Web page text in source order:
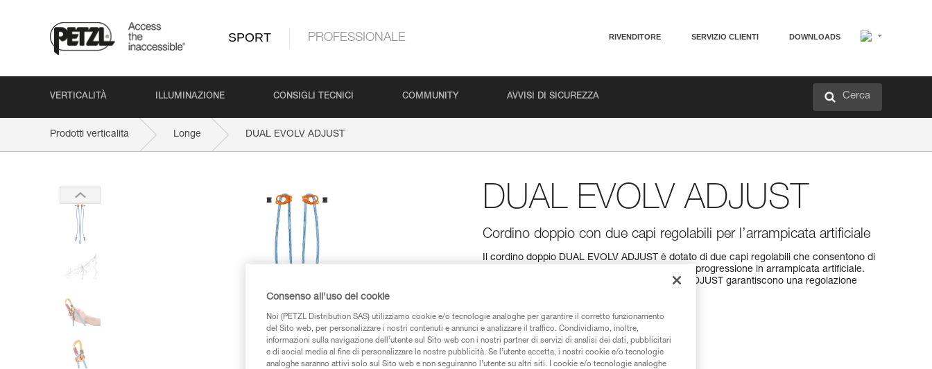
SPORT PROFESSIONALE RIVENDITORE SERVIZIO CLIENTI DOWNLOADS
VERTICALITÀ ILLUMINAZIONE CONSIGLI TECNICI COMMUNITY AVVISI DI SICUREZZA Cerca
Prodotti verticalità Longe DUAL EVOLV ADJUST
DUAL EVOLV ADJUST
Cordino doppio con due capi regolabili per l’arrampicata artificiale
Il cordino doppio DUAL EVOLV ADJUST è dotato di due capi regolabili che consentono di
regolare indipendentemente le lunghezze per la progressione in arrampicata artificiale.
Grazie alla forma ergonomica, i due bloccanti ADJUST garantiscono una regolazione
Trova un rivenditore
Consenso all'uso dei cookie
Noi (PETZL Distribution SAS) utilizziamo cookie e/o tecnologie analoghe per garantire il corretto funzionamento
del Sito web, per personalizzare i nostri contenuti e annunci e analizzare il traffico. Condividiamo, inoltre,
informazioni sulla navigazione dell’utente sul Sito web con i nostri partner di servizi di analisi dei dati, pubblicitari
e di social media al fine di personalizzare le nostre pubblicità. Se l’utente accetta, i nostri cookie e/o tecnologie
analoghe saranno attivi solo sul Sito web e non seguiranno l’utente su altri siti. I cookie e/o tecnologie analoghe